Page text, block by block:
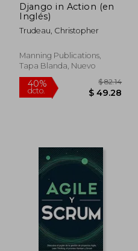
Django in Action (en
Inglés)
Trudeau, Christopher
Manning Publications,
Tapa Blanda, Nuevo